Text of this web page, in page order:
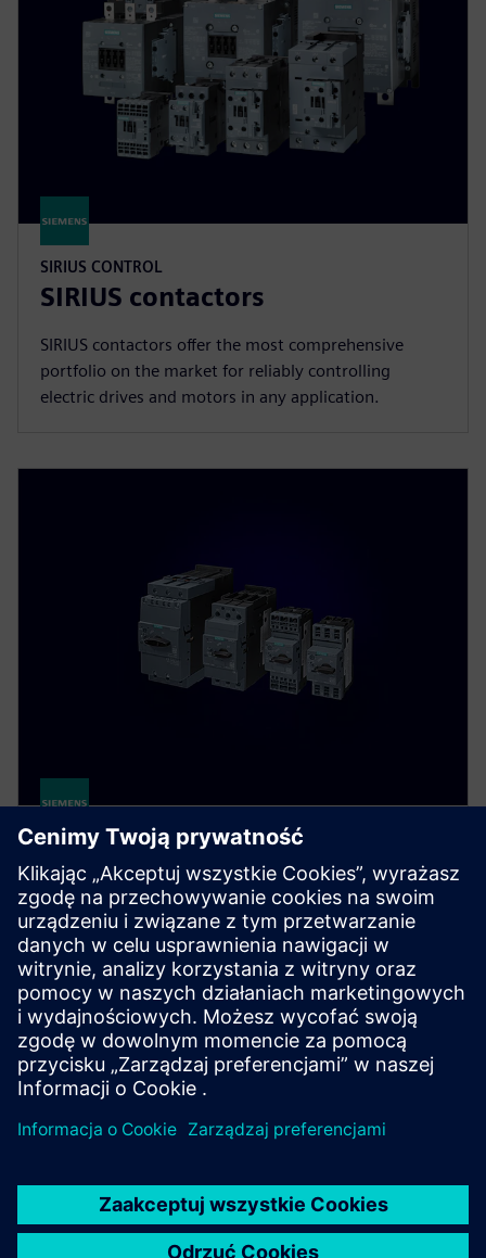
SIRIUS CONTROL
SIRIUS contactors
SIRIUS contactors offer the most comprehensive
portfolio on the market for reliably controlling
electric drives and motors in any application.
SIRIUS CONTROL
SIRIUS 3RV2 circuit breakers
SIRIUS 3RV2 motor starter protectors provide ideal
protection for machines and plants, quickly
disconnecting equipment to prevent expensive
damage.